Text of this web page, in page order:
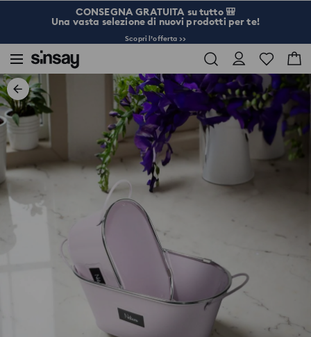
CONSEGNA GRATUITA su tutto 🎒
Una vasta selezione di nuovi prodotti per te!
Scopri l’offerta >>